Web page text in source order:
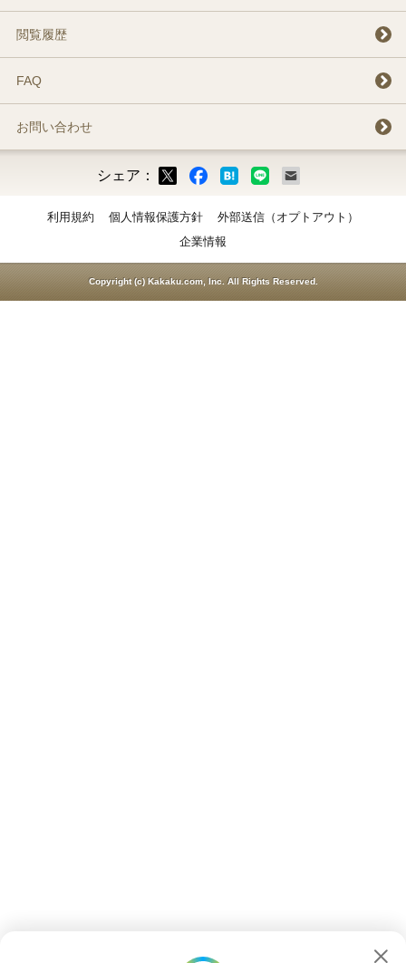
閲覧履歴
FAQ
お問い合わせ
シェア：
利用規約 個人情報保護方針
外部送信（オプトアウト）
企業情報
Copyright (c) Kakaku.com, Inc. All Rights Reserved.